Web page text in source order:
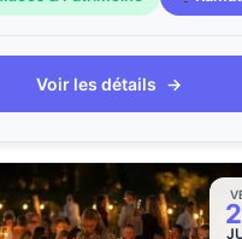
Voir les détails →